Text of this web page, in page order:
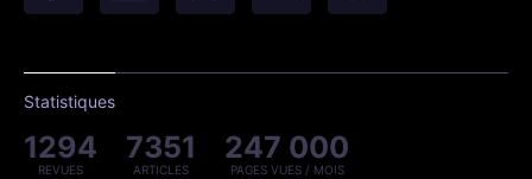
Statistiques
1294
REVUES
7351
ARTICLES
247 000
PAGES VUES / MOIS